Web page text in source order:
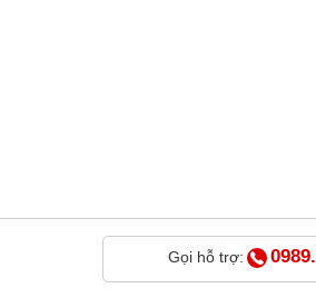
Gọi hỗ trợ: